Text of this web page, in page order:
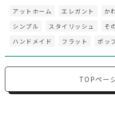
アットホーム エレガント か
シンプル
スタイリッシュ そ
ハンドメイド
フラット ポッ
TOPペー